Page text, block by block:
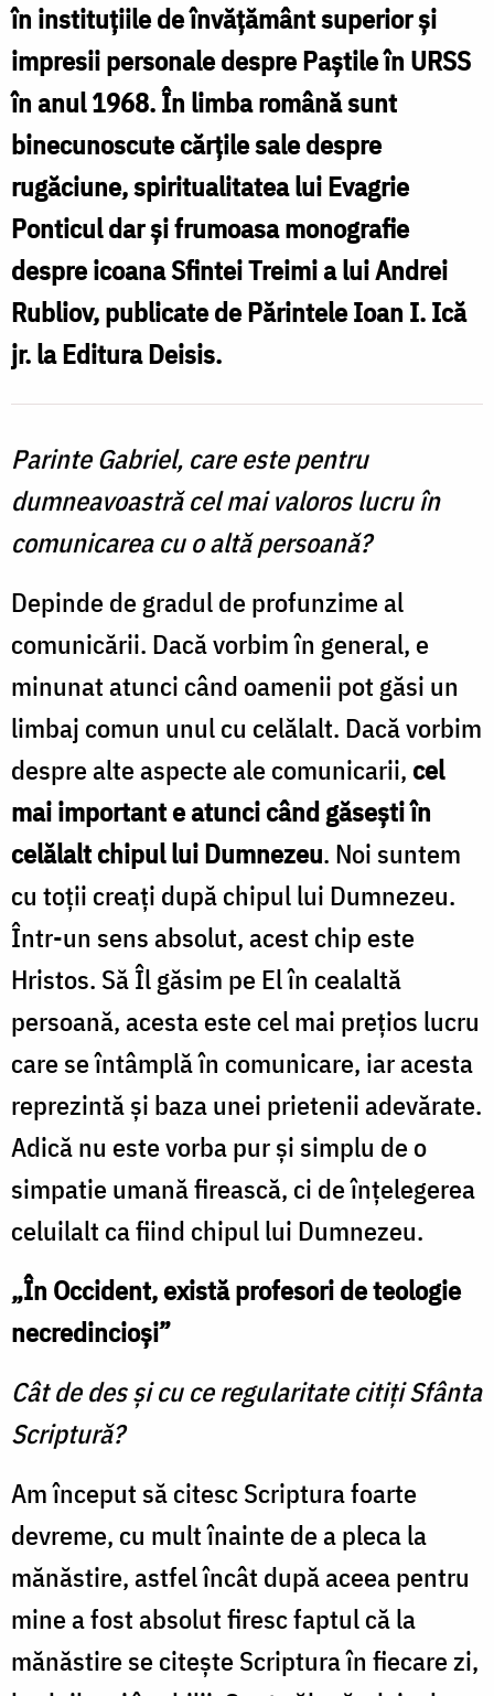
în instituţiile de învăţământ superior şi
impresii personale despre Paştile în URSS
în anul 1968. În limba română sunt
binecunoscute cărțile sale despre
rugăciune, spiritualitatea lui Evagrie
Ponticul dar și frumoasa monografie
despre icoana Sfintei Treimi a lui Andrei
Rubliov, publicate de Părintele Ioan I. Ică
jr. la Editura Deisis.
Parinte Gabriel, care este pentru
dumneavoastră cel mai valoros lucru în
comunicarea cu o altă persoană?
Depinde de gradul de profunzime al
comunicării. Dacă vorbim în general, e
minunat atunci când oamenii pot găsi un
limbaj comun unul cu celălalt. Dacă vorbim
despre alte aspecte ale comunicarii,cel
mai important e atunci când găseşti în
celălalt chipul lui Dumnezeu. Noi suntem
cu toții creați după chipul lui Dumnezeu.
Într-un sens absolut, acest chip este
Hristos. Să Îl găsim pe El în cealaltă
persoană, acesta este cel mai preţios lucru
care se întâmplă în comunicare, iar acesta
reprezintă şi baza unei prietenii adevărate.
Adică nu este vorba pur şi simplu de o
simpatie umană firească, ci de înţelegerea
celuilalt ca fiind chipul lui Dumnezeu.
„În Occident, există profesori de teologie
necredincioși”
Cât de des și cu ce regularitate citiţi Sfânta
Scriptură?
Am început să citesc Scriptura foarte
devreme, cu mult înainte de a pleca la
mănăstire, astfel încât după aceea pentru
mine a fost absolut firesc faptul că la
mănăstire se citeşte Scriptura în fiecare zi,